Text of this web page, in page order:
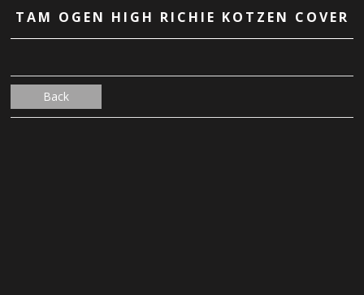
TAM OGEN HIGH RICHIE KOTZEN COVER
Back